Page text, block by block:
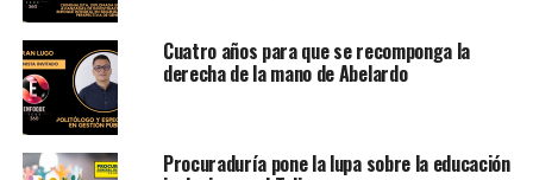
Cuatro años para que se recomponga la
derecha de la mano de Abelardo
Procuraduría pone la lupa sobre la educación